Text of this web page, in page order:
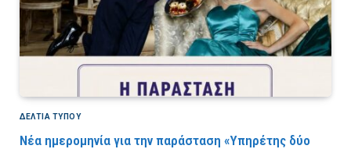
ΔΕΛΤΙΑ ΤΥΠΟΥ
Νέα ημερομηνία για την παράσταση «Υπηρέτης δύο